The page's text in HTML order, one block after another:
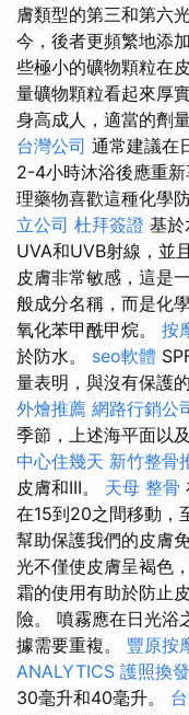
膚類型的第三和第六
今，後者更頻繁地添
些極小的礦物顆粒在
量礦物顆粒看起來厚
身高成人，適當的劑
台灣公司 通常建議在
2-4小時沐浴後應重新
理藥物喜歡這種化學
立公司 杜拜簽證 基於
UVA和UVB射線，並
皮膚非常敏感，這是
般成分名稱，而是化
氧化苯甲酰甲烷。 按
於防水。 seo軟體
量表明，與沒有保護
外燴推薦 網路行銷公
季節，上述海平面以
中心住幾天 新竹整骨
皮膚和III。 天母 整骨
在15到20之間移動，
幫助保護我們的皮膚
光不僅使皮膚呈褐色
霜的使用有助於防止
險。 噴霧應在日光浴
據需要重複。 豐原按
ANALYTICS 護照換發
30毫升和40毫升。